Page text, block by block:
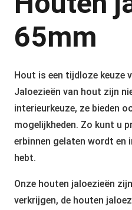
65mm
Hout is een tijdloze keuze
Jaloezieën van hout zijn
interieurkeuze, ze bieden
mogelijkheden. Zo kunt u
erbinnen gelaten wordt en
hebt.
Onze houten jaloezieën
verkrijgen, de houten